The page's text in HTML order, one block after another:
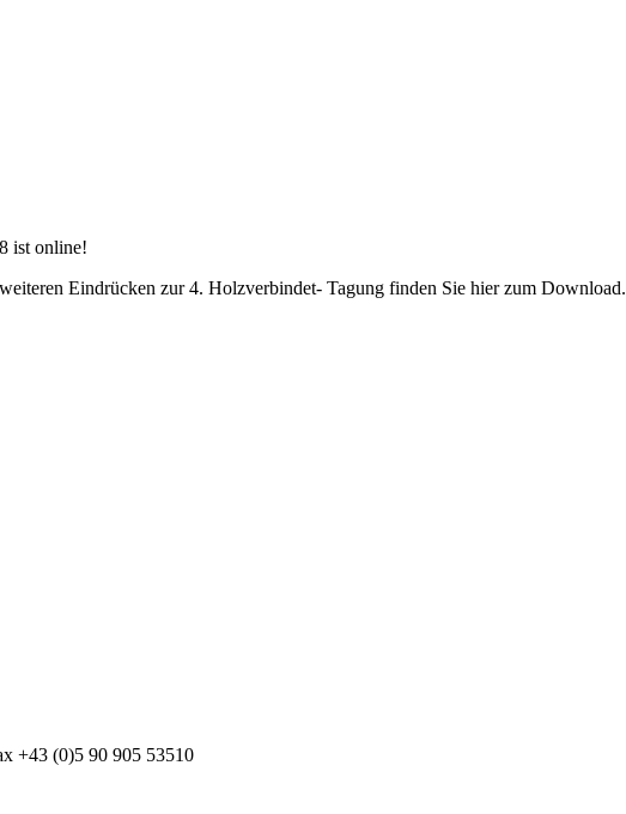
ist online!
Eindrücken zur 4. Holzverbindet- Tagung finden Sie hier zum Download.
+43 (0)5 90 905 53510